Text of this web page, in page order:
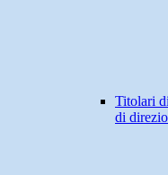
Titolari
di